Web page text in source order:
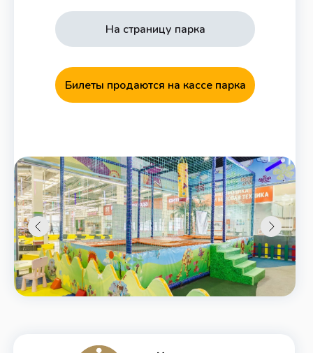
На страницу парка
Билеты продаются на кассе парка